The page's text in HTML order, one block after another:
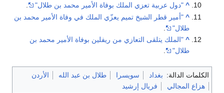
^ "دول عربية تعزي الملك بوفاة الأمير محمد بن طلال"
.
^ "أمير قطر الشيخ تميم يعزّي الملك في وفاة الأمير محمد بن
طلال"
^ "الملك يتلقى التعازي من ريفلين بوفاة الأمير محمد بن
طلال"
الكلمات الدالة: بغداد سويسرا طلال بن عبد الله
الأردن
هزاع المجالي
فريال إرشيد